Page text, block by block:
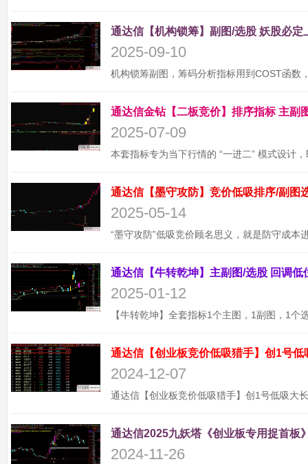
2025-09-10
2025-07-09
2025-05-14
2025-01-12
通达信【创业板竞价低吸猎手】创1号
2024-12-07
通达信2025九妖塔《创业板专用捉首板
2024-11-26